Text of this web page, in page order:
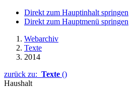
Direkt zum Hauptinhalt springen
Direkt zum Hauptmenü springen
Webarchiv
Texte
2014
zurück zu: Texte ()
Haushalt